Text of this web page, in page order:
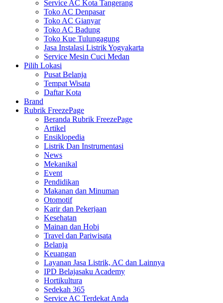
Service AC Kota Tangerang
Toko AC Denpasar
Toko AC Gianyar
Toko AC Badung
Toko Kue Tulungagung
Jasa Instalasi Listrik Yogyakarta
Service Mesin Cuci Medan
Pilih Lokasi
Pusat Belanja
Tempat Wisata
Daftar Kota
Brand
Rubrik FreezePage
Beranda Rubrik FreezePage
Artikel
Ensiklopedia
Listrik Dan Instrumentasi
News
Mekanikal
Event
Pendidikan
Makanan dan Minuman
Otomotif
Karir dan Pekerjaan
Kesehatan
Mainan dan Hobi
Travel dan Pariwisata
Belanja
Keuangan
Layanan Jasa Listrik, AC dan Lainnya
IPD Belajasaku Academy
Hortikultura
Sedekah 365
Service AC Terdekat Anda